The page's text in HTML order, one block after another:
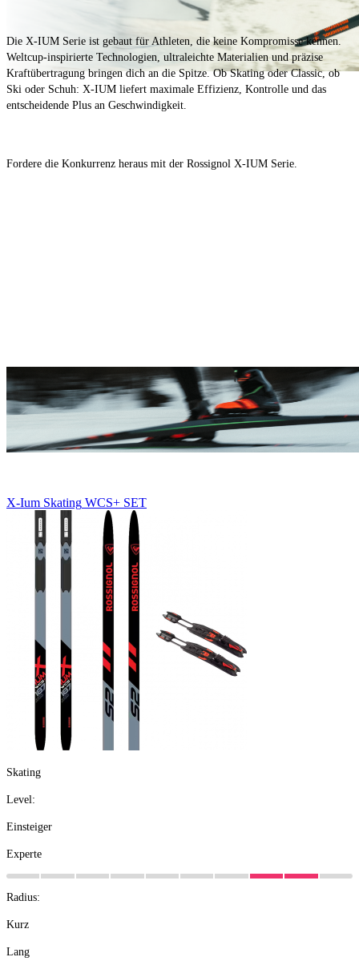
Die X-IUM Serie ist gebaut für Athleten, die keine Kompromisse kennen.
Weltcup-inspirierte Technologien, ultraleichte Materialien und präzise
Kraftübertragung bringen dich an die Spitze. Ob Skating oder Classic, ob
Ski oder Schuh: X-IUM liefert maximale Effizienz, Kontrolle und das
entscheidende Plus an Geschwindigkeit.
Fordere die Konkurrenz heraus mit der Rossignol X-IUM Serie.
X-Ium Skating WCS+ SET
Skating
Level:
Einsteiger
Experte
Radius:
Kurz
Lang